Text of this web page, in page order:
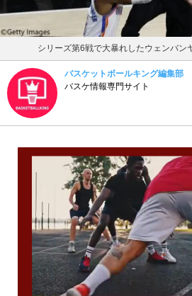
シリーズ第6戦で大暴れしたウェンバン
バスケットボールキング編集部
バスケ情報専門サイト